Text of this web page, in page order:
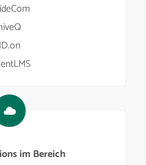
ID.on
im Bereich